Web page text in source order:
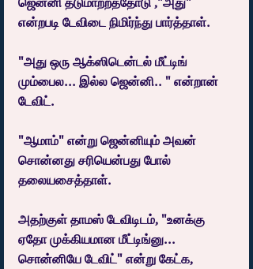
என்றபடி டேவிடை நிமிர்ந்து பார்த்தாள்.
"அது ஒரு ஆக்ஸிடென்டல் மீட்டிங்
மும்பைல... இல்ல ஜென்னி.. " என்றான்
டேவிட்.
"ஆமாம்" என்று ஜென்னியும் அவன்
சொன்னது சரியென்பது போல்
தலையசைத்தாள்.
அதற்குள் தாமஸ் டேவிடிடம், "உனக்கு
ஏதோ முக்கியமான மீட்டிங்னு...
சொன்னியே டேவிட்" என்று கேட்க,